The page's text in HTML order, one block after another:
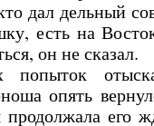
дал дельный
есть на
он не сказал.
опять
его